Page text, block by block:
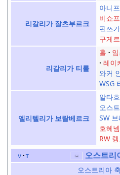
리갈리가 잘츠부르크
아니프
비쇼
핀쯔
구게
리갈리가 티롤
홀
레이
와커
WSG
엘리텔리가 보랄베르크
알타
오스
SW
호헤
RW
v t 오스트리
오스트리아